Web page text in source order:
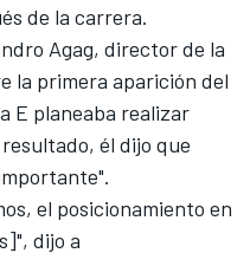
de la carrera.
Agag, director de la
la primera aparición del
E planeaba realizar
él dijo que
el posicionamiento en
dijo a